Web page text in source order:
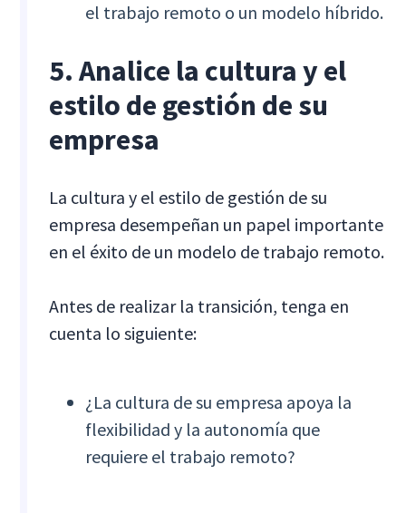
el trabajo remoto o un modelo híbrido.
5. Analice la cultura y el
estilo de gestión de su
empresa
La cultura y el estilo de gestión de su
empresa desempeñan un papel importante
en el éxito de un modelo de trabajo remoto.
Antes de realizar la transición, tenga en
cuenta lo siguiente:
¿La cultura de su empresa apoya la
flexibilidad y la autonomía que
requiere el trabajo remoto?